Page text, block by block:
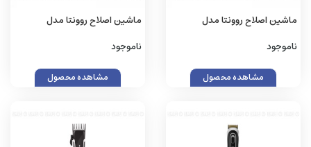
ماشین اصلاح روونتا مدل
ناموجود
مشاهده محصول
ماشین اصلاح روونتا مدل
ناموجود
مشاهده محصول